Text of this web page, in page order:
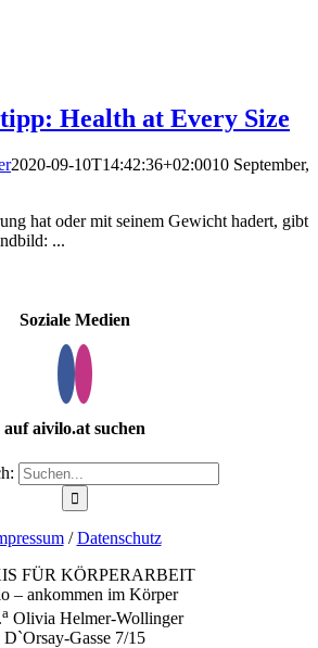
Health at Every Size
2020-09-10T14:42:36+02:0010 September,
hat oder mit seinem Gewicht hadert, gibt
...
Soziale Medien
auf aivilo.at suchen
/Datenschutz
FÜR KÖRPERARBEIT
– ankommen im Körper
a Olivia Helmer-Wollinger
D`Orsay-Gasse 7/15